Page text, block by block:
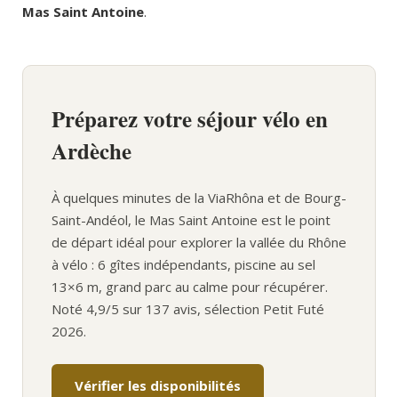
Mas Saint Antoine.
Préparez votre séjour vélo en
Ardèche
À quelques minutes de la ViaRhôna et de Bourg-
Saint-Andéol, le Mas Saint Antoine est le point
de départ idéal pour explorer la vallée du Rhône
à vélo : 6 gîtes indépendants, piscine au sel
13×6 m, grand parc au calme pour récupérer.
Noté 4,9/5 sur 137 avis, sélection Petit Futé
2026.
Vérifier les disponibilités